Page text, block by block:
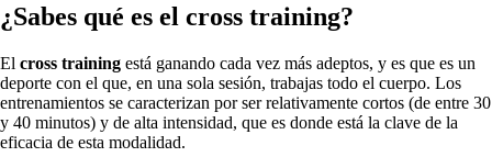
¿Sabes qué es el cross training?
El cross training está ganando cada vez más adeptos, y es que es un
deporte con el que, en una sola sesión, trabajas todo el cuerpo. Los
entrenamientos se caracterizan por ser relativamente cortos (de entre 30
y 40 minutos) y de alta intensidad, que es donde está la clave de la
eficacia de esta modalidad.